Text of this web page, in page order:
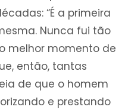
“É a primeira
Nunca fui tão
melhor momento de
então, tantas
de que o homem
e prestando